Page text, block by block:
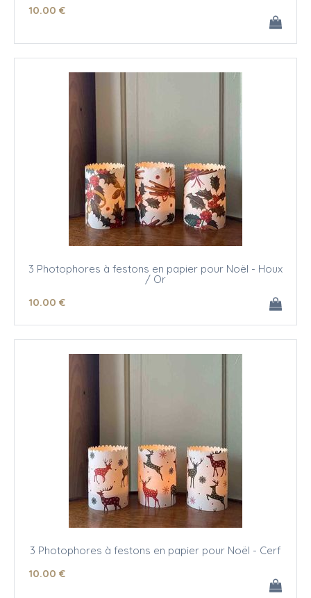
10.00 €
3 Photophores à festons en papier pour Noël - Houx
/ Or
10.00 €
3 Photophores à festons en papier pour Noël - Cerf
10.00 €